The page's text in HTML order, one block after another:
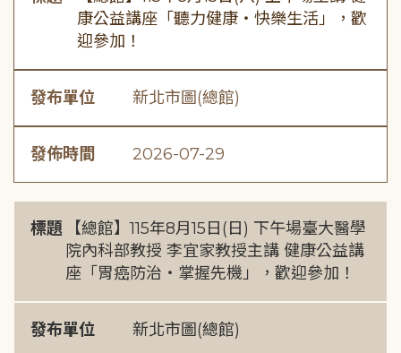
康公益講座「聽力健康・快樂生活」，歡
迎參加！
發布單位 新北市圖(總館)
發佈時間 2026-07-29
標題
【總館】115年8月15日(日) 下午場臺大醫學
院內科部教授 李宜家教授主講 健康公益講
座「胃癌防治・掌握先機」，歡迎參加！
發布單位 新北市圖(總館)